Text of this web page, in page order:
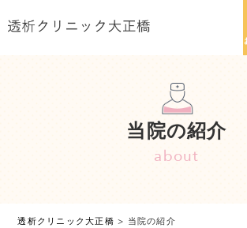
当院の紹介
about
透析クリニック大正橋 > 当院の紹介